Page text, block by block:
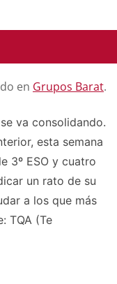
en Grupos Barat.
va consolidando.
esta semana
3º ESO y cuatro
un rato de su
a los que más
TQA (Te